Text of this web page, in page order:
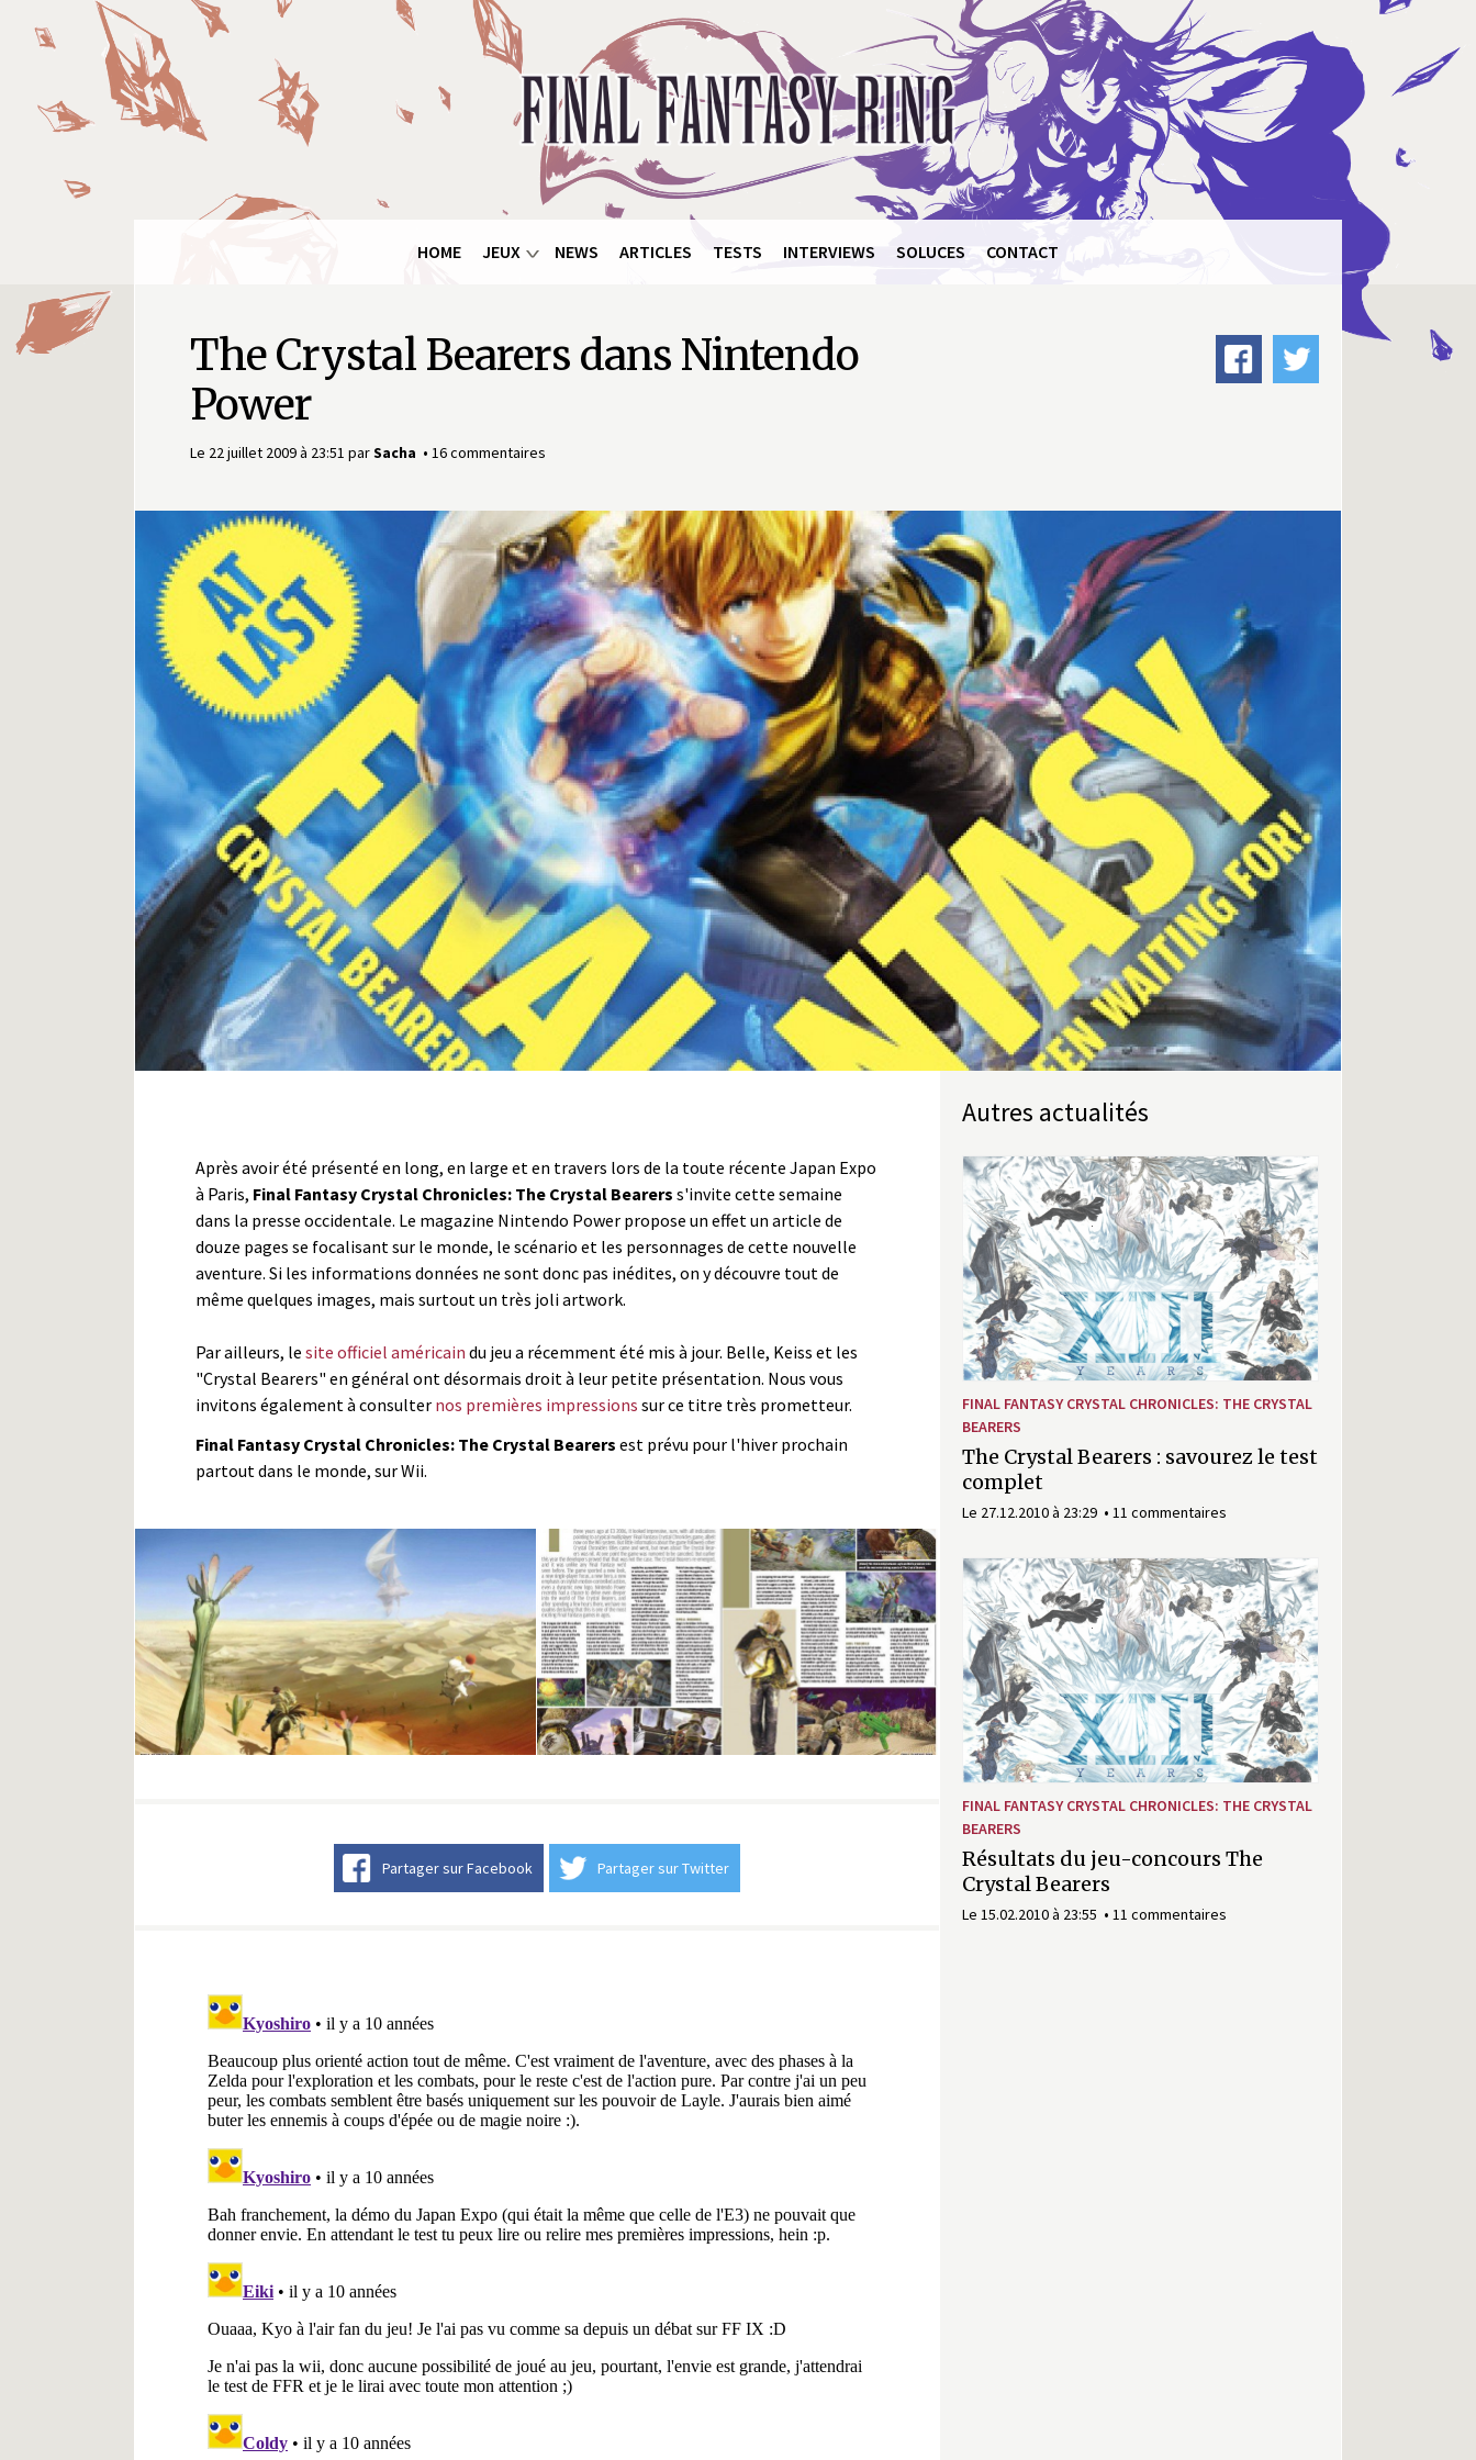
Final
Fantasy
Ring
HOME JEUX NEWS ARTICLES TESTS INTERVIEWS SOLUCES CONTACT
The Crystal Bearers dans Nintendo
Power
Le 22 juillet 2009 à 23:51 parSacha 16 commentaires
Après avoir été présenté en long, en large et en travers lors de la toute récente Japan Expo
à Paris, Final Fantasy Crystal Chronicles: The Crystal Bearers s'invite cette semaine
dans la presse occidentale. Le magazine Nintendo Power propose un effet un article de
douze pages se focalisant sur le monde, le scénario et les personnages de cette nouvelle
aventure. Si les informations données ne sont donc pas inédites, on y découvre tout de
même quelques images, mais surtout un très joli artwork.
Par ailleurs, le site officiel américain du jeu a récemment été mis à jour. Belle, Keiss et les
"Crystal Bearers" en général ont désormais droit à leur petite présentation. Nous vous
invitons également à consulter nos premières impressions sur ce titre très prometteur.
Final Fantasy Crystal Chronicles: The Crystal Bearers est prévu pour l'hiver prochain
partout dans le monde, sur Wii.
Partager sur Facebook Partager sur Twitter
Autres actualités
FINAL FANTASY CRYSTAL CHRONICLES: THE CRYSTAL
BEARERS
The Crystal Bearers : savourez le test
complet
Le 27.12.2010 à 23:29 11 commentaires
FINAL FANTASY CRYSTAL CHRONICLES: THE CRYSTAL
BEARERS
Résultats du jeu-concours The
Crystal Bearers
Le 15.02.2010 à 23:55 11 commentaires
Panneau de gestion des cookies